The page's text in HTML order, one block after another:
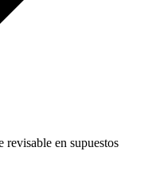
revisable en supuestos